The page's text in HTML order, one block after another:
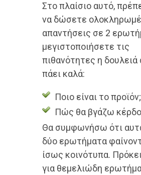
Στο πλαίσιο αυτό,
να δώσετε
απαντήσεις σε 2
μεγιστοποιήσετε τις
πιθανότητες η δουλειά
πάει καλά:
Ποιο είναι το προϊόν;
Πώς θα βγάζω
Θα συμφωνήσω ότι
δύο ερωτήματα
ίσως κοινότυπα.
για θεμελιώδη